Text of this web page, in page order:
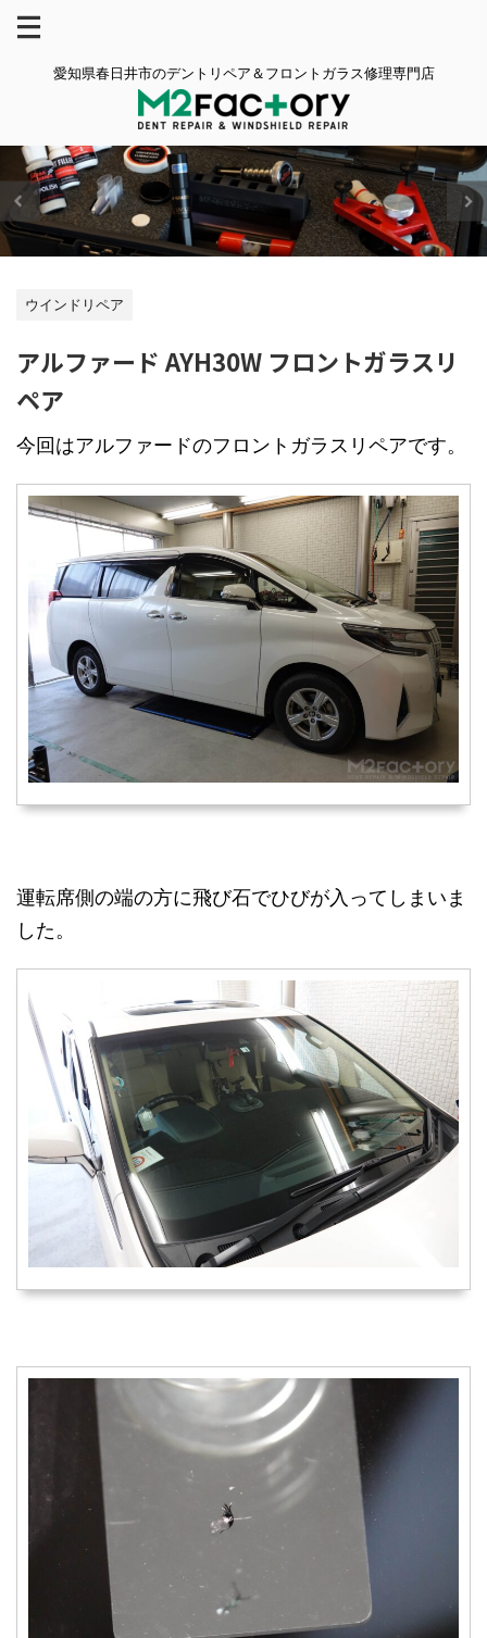
愛知県春日井市のデントリペア＆フロントガラス修理専門店
ウインドリペア
アルファード AYH30W フロントガラスリ
ペア
今回はアルファードのフロントガラスリペアです。
運転席側の端の方に飛び石でひびが入ってしまいま
した。